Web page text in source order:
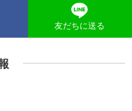
友だちに送る